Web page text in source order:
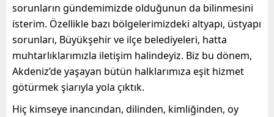
sorunların gündemimizde olduğunun da bilinmesini
isterim. Özellikle bazı bölgelerimizdeki altyapı, üstyapı
sorunları, Büyükşehir ve ilçe belediyeleri, hatta
muhtarlıklarımızla iletişim halindeyiz. Biz bu dönem,
Akdeniz’de yaşayan bütün halklarımıza eşit hizmet
götürmek şiarıyla yola çıktık.
Hiç kimseye inancından, dilinden, kimliğinden, oy